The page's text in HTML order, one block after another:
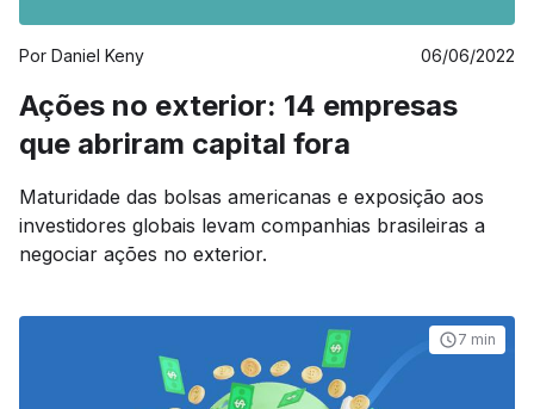
Por Daniel Keny 06/06/2022
Ações no exterior: 14 empresas
que abriram capital fora
Maturidade das bolsas americanas e exposição aos
investidores globais levam companhias brasileiras a
negociar ações no exterior.
7 min